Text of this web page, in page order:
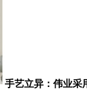
手艺立异：伟业采